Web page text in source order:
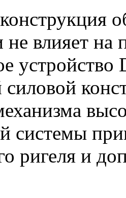
не влияет на
устройство
системы
ригеля и